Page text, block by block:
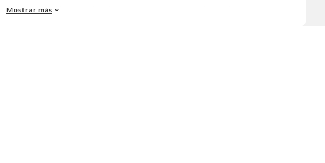
de espacios. ¡Visítanos y descubre todo lo que tenemos para ofrecerte!
Mostrar más